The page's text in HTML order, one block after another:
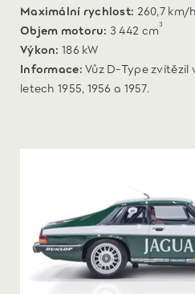
Maximální rychlost: 260,7 km/h
Objem motoru: 3 442 cm3
Výkon: 186 kW
Informace:Vůz D-Type zvítězil
letech 1955, 1956 a 1957.